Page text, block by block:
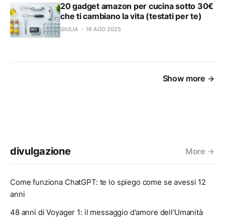
20 gadget amazon per cucina sotto 30€
che ti cambiano la vita (testati per te)
GIULIA 16 AGO 2025
Show more
divulgazione More
Come funziona ChatGPT: te lo spiego come se avessi 12
anni
48 anni di Voyager 1: il messaggio d'amore dell'Umanità